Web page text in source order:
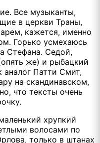
Все музыканты,
в церкви Траны,
кажется, именно
Горько усмехаюсь
Стефана. Седой,
же) и рыбацкий
аналог Патти Смит,
на скандинавском,
что тексты очень
хрупкий
волосами по
только в штанах